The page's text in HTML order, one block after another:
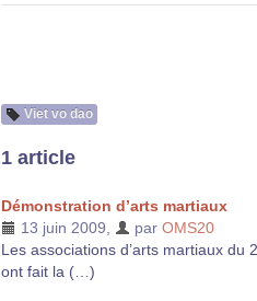
Viet vo dao
1 article
Démonstration d’arts martiaux
13 juin 2009
par OMS20
Les associations d’arts martiaux du
ont fait la (…)